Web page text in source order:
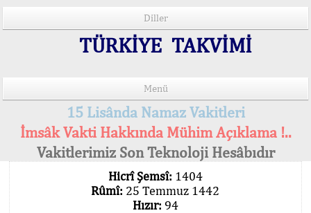
Diller
TÜRKİYE TAKVİMİ
Menü
15 Lisânda Namaz Vakitleri
İmsâk Vakti Hakkında Mühim Açıklama !..
Vakitlerimiz Son Teknoloji Hesâbıdır
Hicrî Şemsî: 1404
Rûmî: 25 Temmuz 1442
Hızır: 94